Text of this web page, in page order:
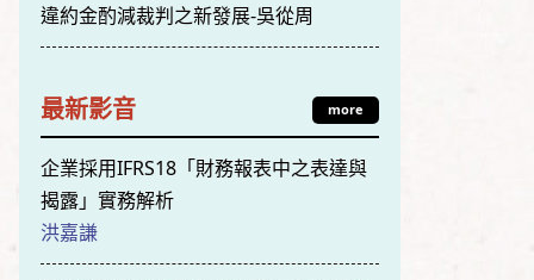
違約金酌減裁判之新發展-吳從周
最新影音 more
企業採用IFRS18「財務報表中之表達與
揭露」實務解析
洪嘉謙